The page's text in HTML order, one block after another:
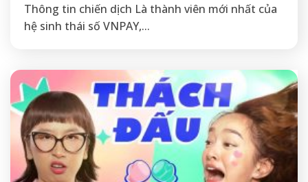
Thông tin chiến dịch Là thành viên mới nhất của
hệ sinh thái số VNPAY,...